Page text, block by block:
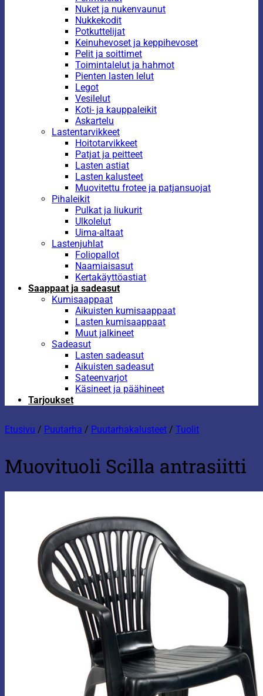
Nuket ja nukenvaunut
Nukkekodit
Potkuttelijat
Keinuhevoset ja keppihevoset
Pelit ja soittimet
Toimintalelut ja hahmot
Pienten lasten lelut
Legot
Vesilelut
Koti- ja kauppaleikit
Askartelu
Lastentarvikkeet
Hoitotarvikkeet
Patjat ja peitteet
Lasten astiat
Lasten kalusteet
Muovitettu frotee ja patjansuojat
Pihaleikit
Pulkat ja liukurit
Ulkolelut
Uima-altaat
Lastenjuhlat
Foliopallot
Naamiaisasut
Kertakäyttöastiat
Saappaat ja sadeasut
Kumisaappaat
Aikuisten kumisaappaat
Lasten kumisaappaat
Muut jalkineet
Sadeasut
Lasten sadeasut
Aikuisten sadeasut
Sateenvarjot
Käsineet ja päähineet
Tarjoukset
Etusivu / Puutarha / Puutarhakalusteet / Tuolit
Muovituoli Scilla antrasiitti